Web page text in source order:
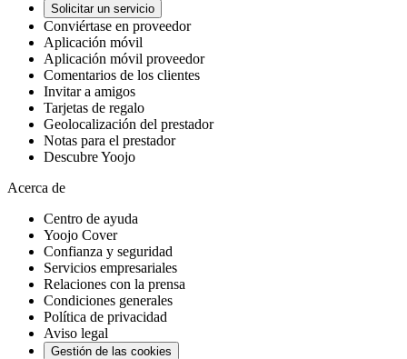
Solicitar un servicio
Conviértase en proveedor
Aplicación móvil
Aplicación móvil proveedor
Comentarios de los clientes
Invitar a amigos
Tarjetas de regalo
Geolocalización del prestador
Notas para el prestador
Descubre Yoojo
Acerca de
Centro de ayuda
Yoojo Cover
Confianza y seguridad
Servicios empresariales
Relaciones con la prensa
Condiciones generales
Política de privacidad
Aviso legal
Gestión de las cookies